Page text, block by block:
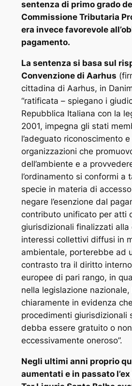
sentenza di primo grado
Commissione Tributaria
era invece favorevole
pagamento.
La sentenza si basa sul
Convenzione di Aarhus
cittadina di Aarhus, in
“ratificata – spiegano i
Repubblica Italiana con la
2001, impegna gli stati
l’adeguato riconoscimento
organizzazioni che
dell’ambiente e a
l’ordinamento si conformi a
specie in materia di
negare l’esenzione dal
contributo unificato per atti
giurisdizionali finalizzati alla
interessi collettivi diffusi in
ambientale, porterebbe ad
contrasto tra il diritto
europee di pari rango, in
nella legislazione
chiaramente in evidenza
procedimenti giurisdizionali
debba essere gratuito o non
eccessivamente oneroso”.
Negli ultimi anni proprio
aumentati e in passato